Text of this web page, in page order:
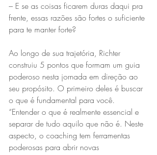
– E se as coisas ficarem duras daqui pra
frente, essas razões são fortes o suficiente
para te manter forte?
Ao longo de sua trajetória, Richter
construiu 5 pontos que formam um guia
poderoso nesta jornada em direção ao
seu propósito. O primeiro deles é buscar
o que é fundamental para você.
“Entender o que é realmente essencial e
separar de tudo aquilo que não é. Neste
aspecto, o coaching tem ferramentas
poderosas para abrir novas